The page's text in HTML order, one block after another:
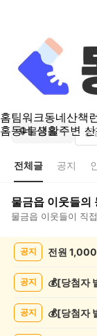
홈팀워크동네산책
홈동네 생활주변
물금읍
전체글 공지
물금읍 이웃들의
물금읍 이웃들이 직
공지 전원
공지
공지